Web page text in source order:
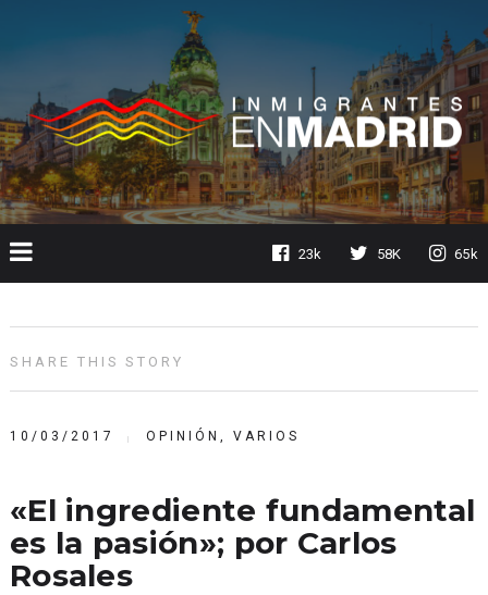
23k 58K 65k
SHARE THIS STORY
10/03/2017 OPINIÓN,VARIOS
«El ingrediente fundamental
es la pasión»; por Carlos
Rosales